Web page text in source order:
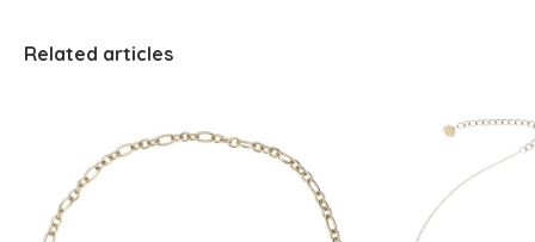
Related articles